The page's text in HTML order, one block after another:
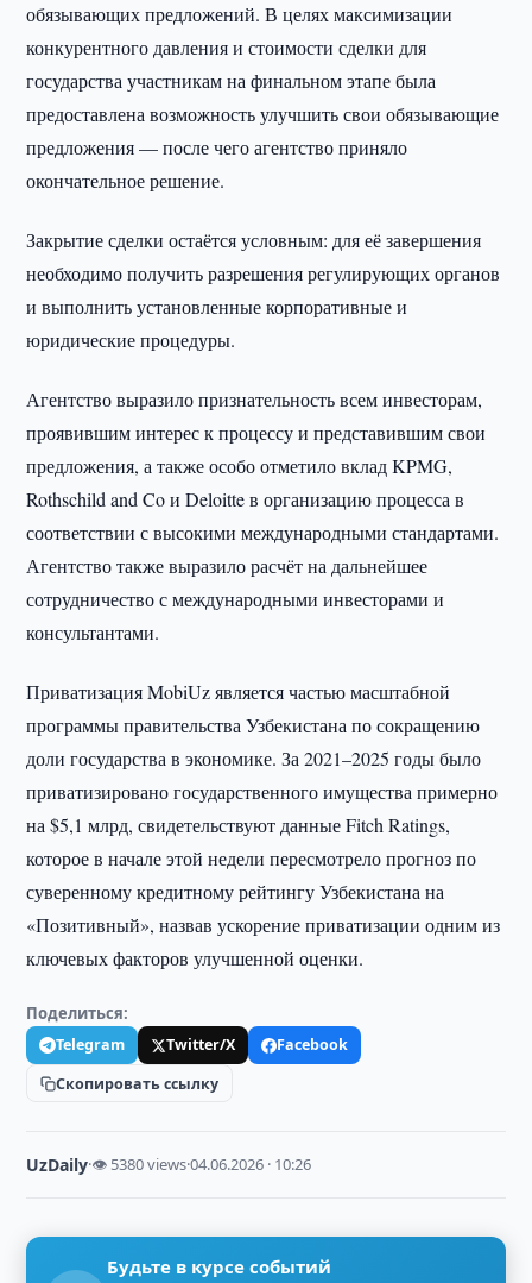
обязывающих предложений. В целях максимизации
конкурентного давления и стоимости сделки для
государства участникам на финальном этапе была
предоставлена возможность улучшить свои обязывающие
предложения — после чего агентство приняло
окончательное решение.
Закрытие сделки остаётся условным: для её завершения
необходимо получить разрешения регулирующих органов
и выполнить установленные корпоративные и
юридические процедуры.
Агентство выразило признательность всем инвесторам,
проявившим интерес к процессу и представившим свои
предложения, а также особо отметило вклад KPMG,
Rothschild and Co и Deloitte в организацию процесса в
соответствии с высокими международными стандартами.
Агентство также выразило расчёт на дальнейшее
сотрудничество с международными инвесторами и
консультантами.
Приватизация MobiUz является частью масштабной
программы правительства Узбекистана по сокращению
доли государства в экономике. За 2021–2025 годы было
приватизировано государственного имущества примерно
на $5,1 млрд, свидетельствуют данные Fitch Ratings,
которое в начале этой недели пересмотрело прогноз по
суверенному кредитному рейтингу Узбекистана на
«Позитивный», назвав ускорение приватизации одним из
ключевых факторов улучшенной оценки.
Поделиться:
Telegram Twitter/X
Facebook
Скопировать ссылку
UzDaily·👁 5380 views·04.06.2026 · 10:26
Будьте в курсе событий